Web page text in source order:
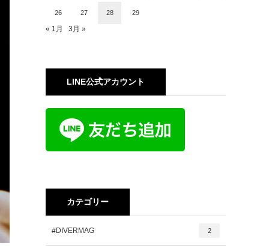
26 27 28 29
« 1月 3月 »
LINE公式アカウント
カテゴリー
#DIVERMAG 2